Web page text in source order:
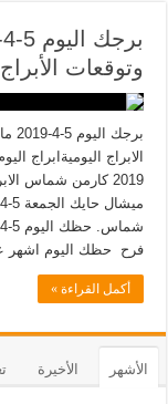
وتوقعات الأبراج 5 ابريل 2019 الابراج
فرح حظك اليوم اشهر
أكمل القراءة »
الأشهر الأخيرة